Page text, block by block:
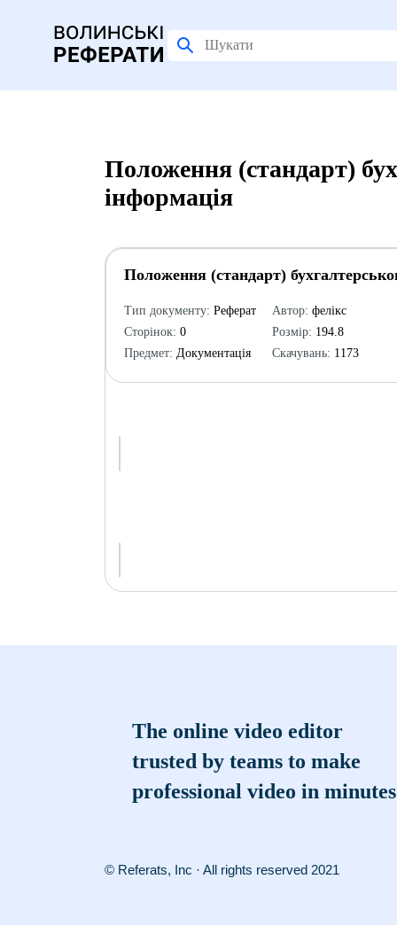
Положення (стандарт)
інформація
Положення (стандарт)
Тип документу: Реферат
Сторінок: 0
Предмет: Документація
Автор: фелікс
Розмір: 194.8
Скачувань: 1173
The online video editor
trusted by teams to make
professional video in minutes
© Referats, Inc · All rights reserved 2021